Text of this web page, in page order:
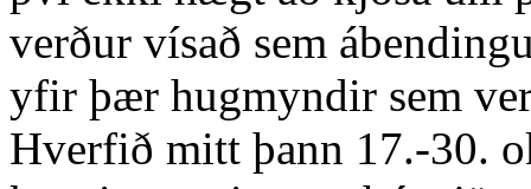
verður vísað sem
yfir þær hugmyndir sem
Hverfið mitt þann 17.-30.